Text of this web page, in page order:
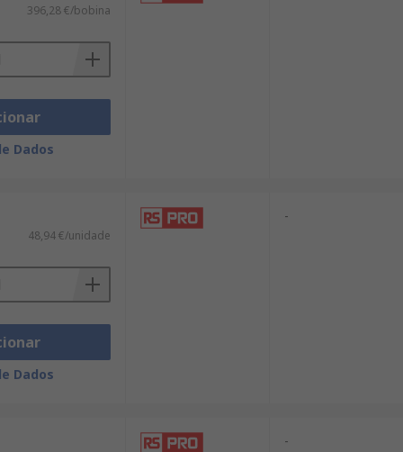
396,28 €/bobina
Dados
48,94 €/unidade
Dados
-
-